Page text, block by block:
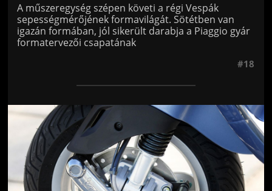
A műszeregység szépen követi a régi Vespák
sepességmérőjének formavilágát. Sötétben van
igazán formában, jól sikerült darabja a Piaggio gyár
formatervezői csapatának
#18
Jön még kép!